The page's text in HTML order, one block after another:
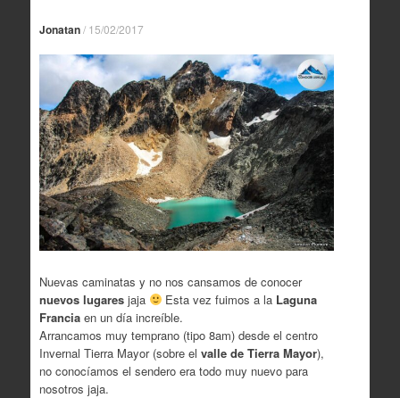
Jonatan/ 15/02/2017
Nuevas caminatas y no nos cansamos de conocer
nuevos lugaresjaja Esta vez fuimos a la Laguna
Franciaen un día increíble.
Arrancamos muy temprano (tipo 8am) desde el centro
Invernal Tierra Mayor (sobre el valle de Tierra Mayor),
no conocíamos el sendero era todo muy nuevo para
nosotros jaja.